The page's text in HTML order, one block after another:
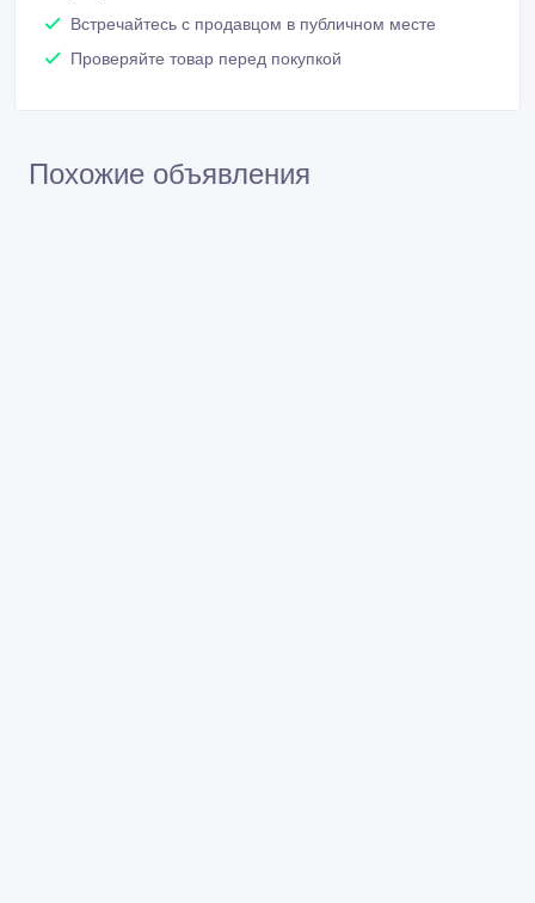
Встречайтесь с продавцом в публичном месте
Проверяйте товар перед покупкой
Похожие объявления